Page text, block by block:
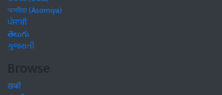
অসমীয়া (Asomiya)
ਪੰਜਾਬੀ
తెలుగు
ગુજરાતી
Browse
खबरें